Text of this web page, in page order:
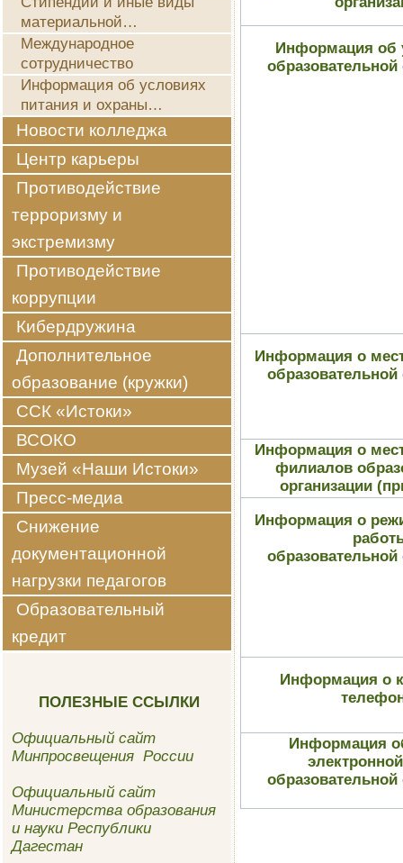
материальной…
Международное
сотрудничество
Информация об условиях
питания и охраны…
Новости колледжа
Центр карьеры
Противодействие
терроризму и
экстремизму
Противодействие
коррупции
Кибердружина
Дополнительное
образование (кружки)
ССК «Истоки»
ВСОКО
Музей «Наши Истоки»
Пресс-медиа
Снижение
документационной
нагрузки педагогов
Образовательный
кредит
ПОЛЕЗНЫЕ ССЫЛКИ
Официальный сайт
Минпросвещения России
Официальный сайт
Министерства образования
и науки Республики
Дагестан
Информация об
образовательной
Информация о
образовательной
Информация о
филиалов
организации
Информация о
образовательной
Информация о
Информация
образовательной